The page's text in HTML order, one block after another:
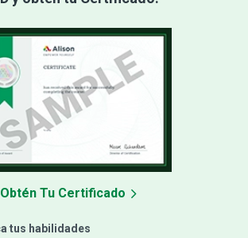
tus habilidades
Obtén Tu Certificado